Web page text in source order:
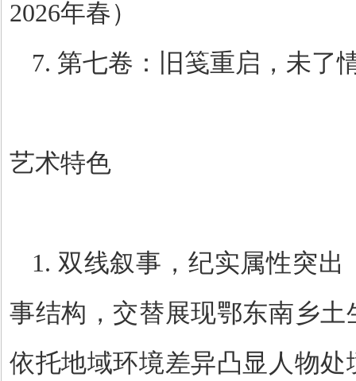
2026年春）
7. 第七卷：旧笺重启，未了
艺术特色
1. 双线叙事，纪实属性突
事结构，交替展现鄂东南乡
依托地域环境差异凸显人物